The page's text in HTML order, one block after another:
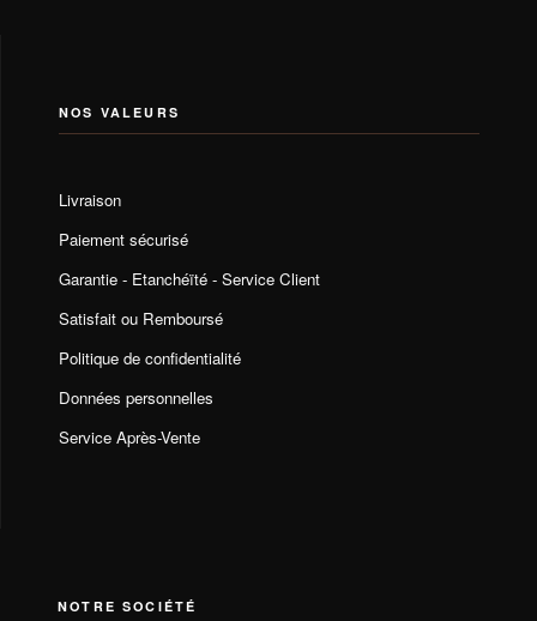
NOS VALEURS
Livraison
Paiement sécurisé
Garantie - Etanchéïté - Service Client
Satisfait ou Remboursé
Politique de confidentialité
Données personnelles
Service Après-Vente
NOTRE SOCIÉTÉ